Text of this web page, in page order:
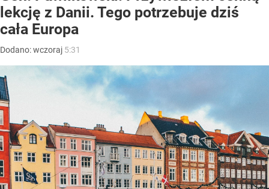
lekcję z Danii. Tego potrzebuje dziś
cała Europa
Dodano:wczoraj 5:31